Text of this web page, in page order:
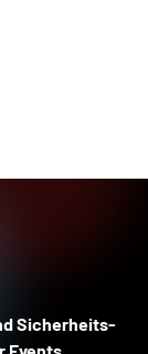
Sicherheits­
Events,